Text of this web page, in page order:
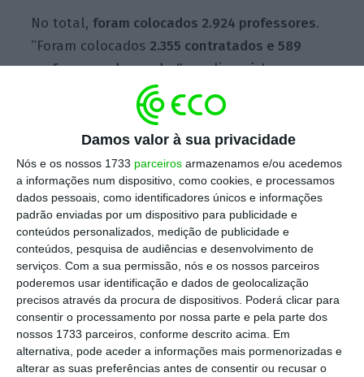
Damos valor à sua privacidade
Nós e os nossos 1733 parceiros armazenamos e/ou acedemos
a informações num dispositivo, como cookies, e processamos
dados pessoais, como identificadores únicos e informações
padrão enviadas por um dispositivo para publicidade e
conteúdos personalizados, medição de publicidade e
conteúdos, pesquisa de audiências e desenvolvimento de
serviços. Com a sua permissão, nós e os nossos parceiros
poderemos usar identificação e dados de geolocalização
precisos através da procura de dispositivos. Poderá clicar para
consentir o processamento por nossa parte e pela parte dos
nossos 1733 parceiros, conforme descrito acima. Em
alternativa, pode aceder a informações mais pormenorizadas e
alterar as suas preferências antes de consentir ou recusar o
No total,foram colocados 2.924 professores.
“Foram colocados 2.355 contratados e 589
professores do quadro”, explicou à Lusa o
professor Arlindo Ferreira, especialista em
estatísticas da educação.
Não foi, no entanto, suficiente para colmatar
as necessidades dos estabelecimentos de
ensino e, esta sexta-feira, havia aindacerca
de 1.300 horários em contratação de escola, o
último recurso disponível para a contratação
de professores.
Até às 19:40, os diretores já tinham publicado
hoje cerca de 560 horários, muitos dos quais
ficaram por preencher na segunda reserva de